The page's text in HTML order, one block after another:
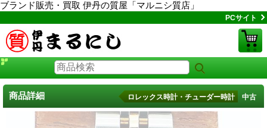
ブランド販売・買取 伊丹の質屋「マルニシ質店」
PCサイト
商品詳細 ロレックス時計・チューダー時計 中古